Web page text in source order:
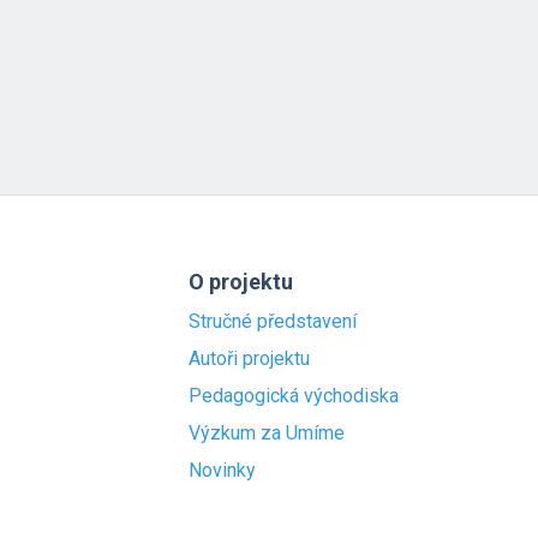
O projektu
Stručné představení
Autoři projektu
Pedagogická východiska
Výzkum za Umíme
Novinky